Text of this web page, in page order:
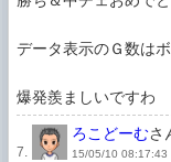
データ表示のＧ数は
爆発羨ましいですわ
7.
ろこどーむさ
15/05/10 08:17:43